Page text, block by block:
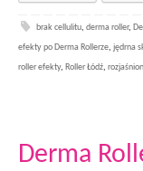
brak cellulitu,derma roller,
efekty po Derma Rollerze, jędrna
roller efekty, Roller Łódź,
Derma